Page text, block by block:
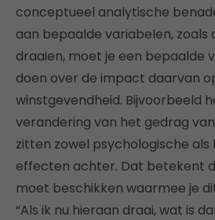
conceptueel analytische
aan bepaalde variabelen, zoals
draaien, moet je een bepaalde
doen over de impact daarvan
winstgevendheid. Bijvoorbeeld
verandering van het gedrag
zitten zowel psychologische
effecten achter. Dat betekent
moet beschikken waarmee je
“Als ik nu hieraan draai, wat is